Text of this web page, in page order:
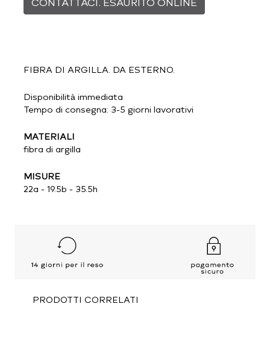
CONTATTACI. ESAURITO ONLINE
FIBRA DI ARGILLA. DA ESTERNO.
Disponibilità immediata
Tempo di consegna: 3-5 giorni lavorativi
MATERIALI
fibra di argilla
MISURE
22a - 19.5b - 35.5h
PRODOTTI CORRELATI